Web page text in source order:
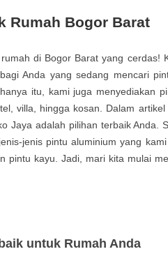
Rumah Bogor Barat
di Bogor Barat yang cerdas!
Anda yang sedang mencari
itu, kami juga menyediakan
villa, hingga kosan. Dalam
Jaya adalah pilihan terbaik Anda.
jenis pintu aluminium yang
pintu kayu. Jadi, mari kita mulai
untuk Rumah Anda